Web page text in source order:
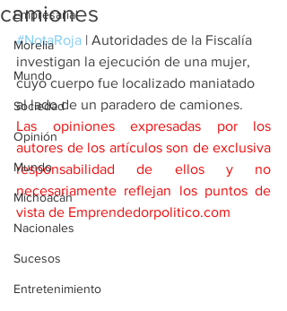
Empresarial
Morelia
Mundo
Sociedad
Opinión
Mundo
Michoacán
Nacionales
Sucesos
Entretenimiento
camiones
#NotaRoja | Autoridades de la Fiscalía
investigan la ejecución de una mujer,
cuyo cuerpo fue localizado maniatado
al lado de un paradero de camiones.
Las opiniones expresadas por los
autores de los artículos son de exclusiva
responsabilidad de ellos y no
necesariamente reflejan los puntos de
vista de Emprendedorpolitico.com